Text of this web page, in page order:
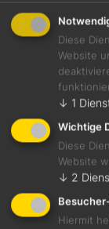
Warm und
ein.
Diese
Website
↓ 1
Wichtige
Diese
Website
↓ 2
Hiermit